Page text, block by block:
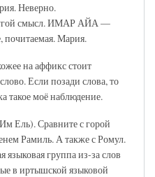
Неверно.
смысл. ИМАР АЙА —
почитаемая. Мария.
на аффикс стоит
Если позади слова, то
такое моё наблюдение.
Ель). Сравните с горой
Рамиль. А также с Ромул.
языковая группа из-за слов
в иртышской языковой